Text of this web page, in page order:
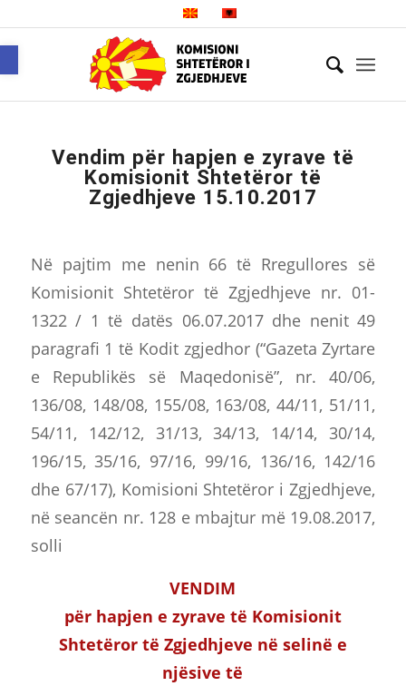
Vendim për hapjen e zyrave të
Komisionit Shtetëror të
Zgjedhjeve 15.10.2017
Në pajtim me nenin 66 të Rregullores së
Komisionit Shtetëror të Zgjedhjeve nr. 01-
1322 / 1 të datës 06.07.2017 dhe nenit 49
paragrafi 1 të Kodit zgjedhor (“Gazeta Zyrtare
e Republikës së Maqedonisë”, nr. 40/06,
136/08, 148/08, 155/08, 163/08, 44/11, 51/11,
54/11, 142/12, 31/13, 34/13, 14/14, 30/14,
196/15, 35/16, 97/16, 99/16, 136/16, 142/16
dhe 67/17), Komisioni Shtetëror i Zgjedhjeve,
në seancën nr. 128 e mbajtur më 19.08.2017,
solli
VENDIM
për hapjen e zyrave të Komisionit
Shtetëror të Zgjedhjeve në selinë e
njësive të
Open toolbar